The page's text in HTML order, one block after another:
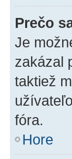
Prečo
Je
zakázal
taktiež
fóra.
Hore